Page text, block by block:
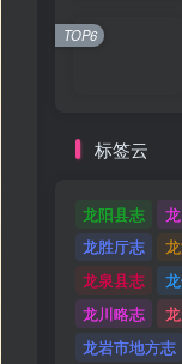
TOP6
标签云
龙阳县志
龙胜厅志
龙泉县志
龙川略志
龙岩市地方志
TOP6